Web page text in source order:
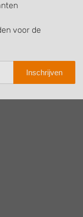
voor de
Inschrijven